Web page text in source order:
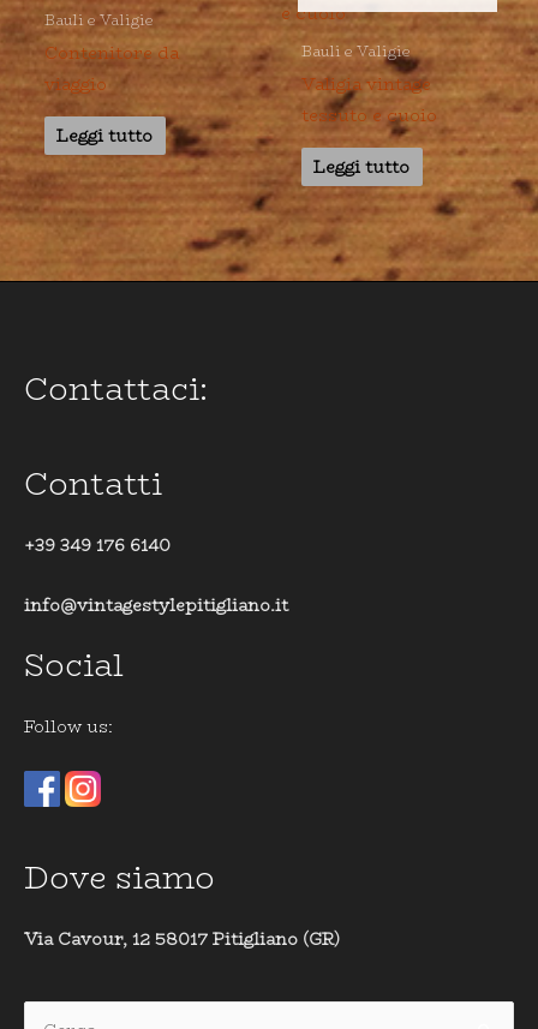
Bauli e Valigie
Contenitore da
viaggio
Leggi tutto
Bauli e Valigie
Valigia vintage
tessuto e cuoio
Leggi tutto
Contattaci:
Contatti
+39 349 176 6140
info@vintagestylepitigliano.it
Social
Follow us:
Dove siamo
Via Cavour, 12 58017 Pitigliano (GR)